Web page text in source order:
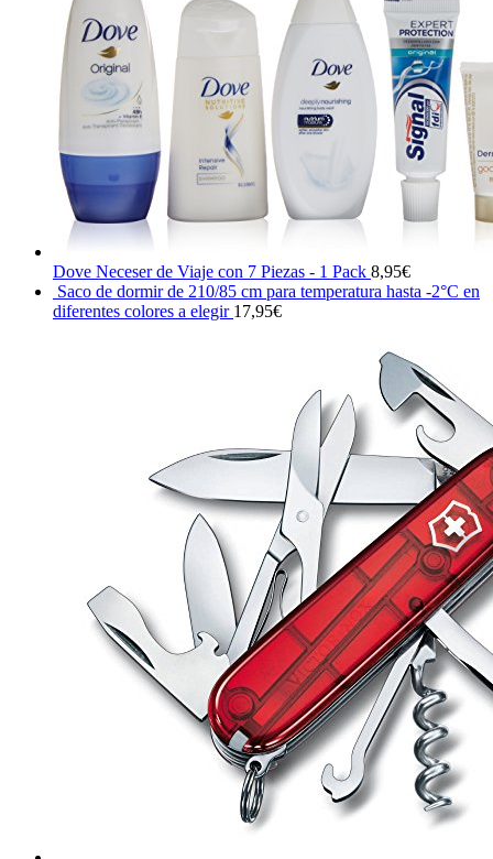
Dove Neceser de Viaje con 7 Piezas - 1 Pack 8,95€
Saco de dormir de 210/85 cm para temperatura hasta -2°C en
diferentes colores a elegir 17,95€